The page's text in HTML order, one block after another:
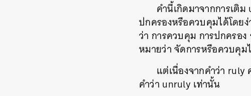
คำนี้เกิดมาจากการเติ
ปกครองหรือควบคุมได้โดย
ว่า การควบคุม การปกครอ
หมายว่า จัดการหรือควบคุม
แต่เนื่องจากคำว่า
คำว่า unruly เท่านั้น